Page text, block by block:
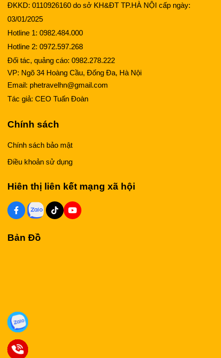
ĐKKD: 0110926160 do sở KH&ĐT TP.HÀ NỘI cấp ngày:
03/01/2025
Hotline 1: 0982.484.000
Hotline 2: 0972.597.268
Đối tác, quảng cáo: 0982.278.222
VP: Ngõ 34 Hoàng Cầu, Đống Đa, Hà Nội
Email: phetravelhn@gmail.com
Tác giả: CEO Tuấn Đoàn
Chính sách
Chính sách bảo mật
Điều khoản sử dụng
Hiên thị liên kết mạng xã hội
Bản Đồ